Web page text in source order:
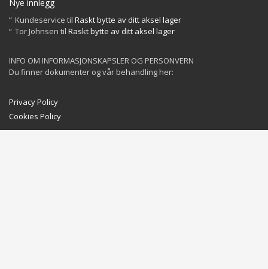
Nye innlegg
Kundeservice til Raskt bytte av ditt aksel lager
Tor Johnsen til Raskt bytte av ditt aksel lager
INFO OM INFORMASJONSKAPSLER OG PERSONVERN
Du finner dokumenter og vår behandling her:
Privacy Policy
Cookies Policy